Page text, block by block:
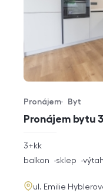
Pronájem bytu
Typ nabídky
Pronájem
Typ nemovitosti
Byt
rozměry
3+kk
funkce
balkon sklep výtah
adresa
ul. Emilie